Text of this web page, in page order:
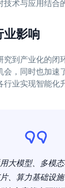
术与应用结合
业影响
究到产业化的闭
会，同时也加速
业实现智能化
大模型、多模
、算力基础设